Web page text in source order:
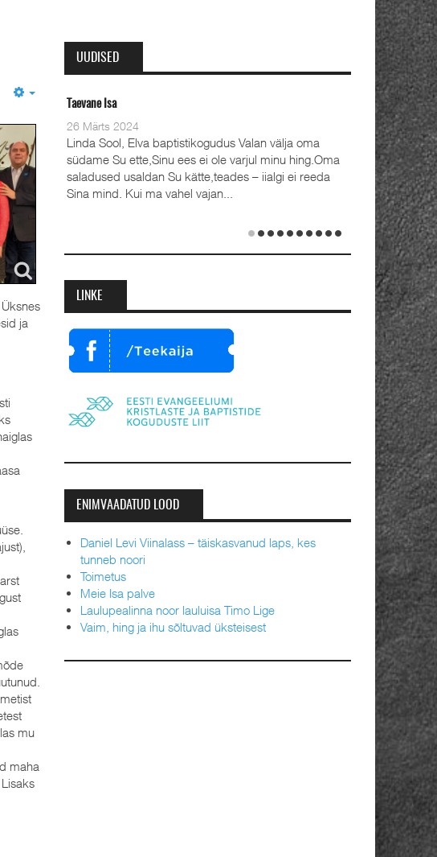
ja
mu
maha
UUDISED
Valan välja oma
minu hing.Oma
– iialgi ei reeda
28 Detsember 2023
Detsember 2023 Kaks aastat tagasi, 1.
advendipühapäeval seati Oleviste
koguduses pastoriteks Teet Uuemõis (56)
ja Rait Tõnnori (35), kelle kõrval seisavad ustavad
toimus samuti 1. advendil, 3. detsembril 2023.
LINKE
ENIMVAADATUD LOOD
Daniel Levi Viinalass – täiskasvanud laps, kes
tunneb noori
Toimetus
Meie Isa palve
Laulupealinna noor lauluisa Timo Lige
Vaim, hing ja ihu sõltuvad üksteisest